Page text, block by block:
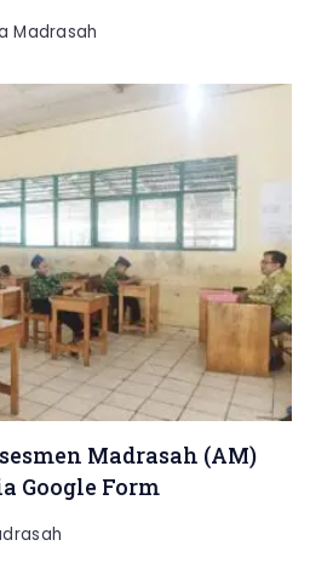
Madrasah
Madrasah (AM)
Google Form